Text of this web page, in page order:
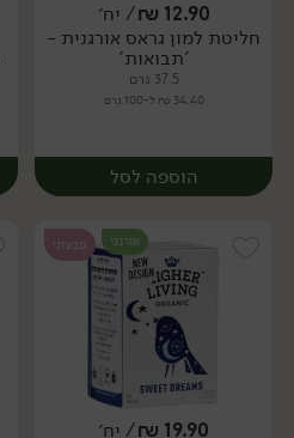
יח׳
12.90
₪/ יח׳
חליטת למון גראס אורגנית -
'תבואות'
37.5 גרם
34.40 ₪ ל-100 גרם
הוספה לסל
אורגני טבעוני
19.90
₪/ יח׳